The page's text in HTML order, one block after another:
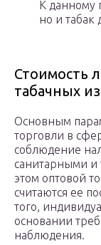
К данному
но и табак
Стоимость
табачных
Основным
торговли в
соблюдение
санитарными и
этом оптовой
считаются ее
того,
основании
наблюдения.